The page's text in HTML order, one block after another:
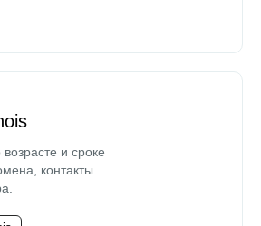
и сроке
контакты